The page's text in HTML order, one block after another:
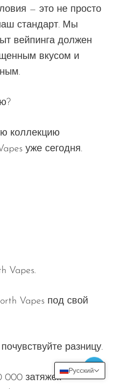
Русский
— это не просто
стандарт. Мы
вейпинга должен
вкусом и
коллекцию
уже сегодня.
Vapes.
Vapes под свой
разницу.
затяжек